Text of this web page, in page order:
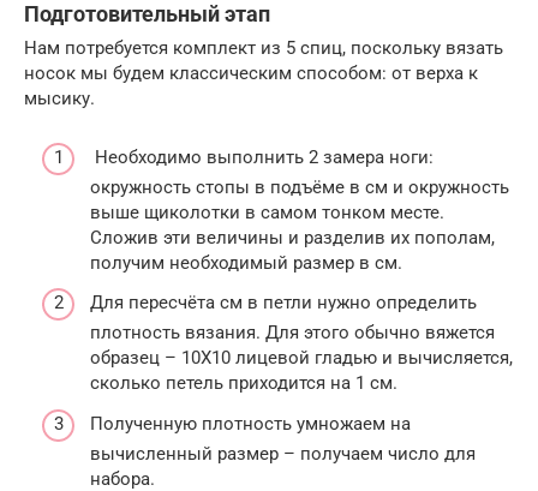
Подготовительный этап
Нам потребуется комплект из 5 спиц, поскольку вязать
носок мы будем классическим способом: от верха к
мысику.
Необходимо выполнить 2 замера ноги:
окружность стопы в подъёме в см и окружность
выше щиколотки в самом тонком месте.
Сложив эти величины и разделив их пополам,
получим необходимый размер в см.
Для пересчёта см в петли нужно определить
плотность вязания. Для этого обычно вяжется
образец – 10Х10 лицевой гладью и вычисляется,
сколько петель приходится на 1 см.
Полученную плотность умножаем на
вычисленный размер – получаем число для
набора.